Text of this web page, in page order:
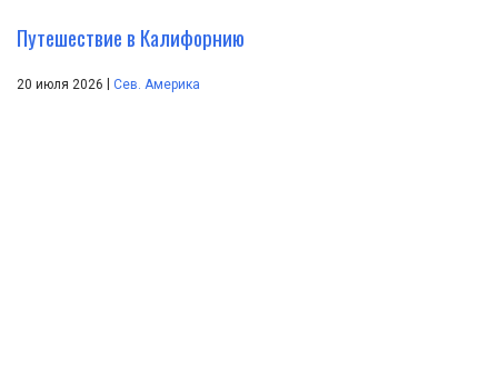
Путешествие в Калифорнию
20 июля 2026 | Сев. Америка